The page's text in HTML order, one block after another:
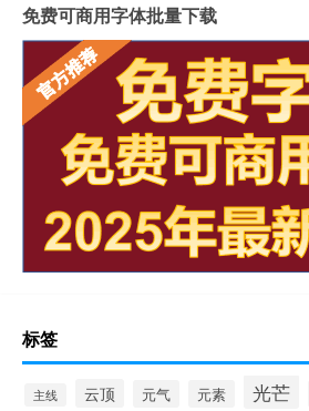
免费可商用字体批量下载
标签
主线 云顶 元气 元素 光芒